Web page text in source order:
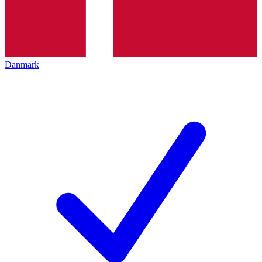
Danmark